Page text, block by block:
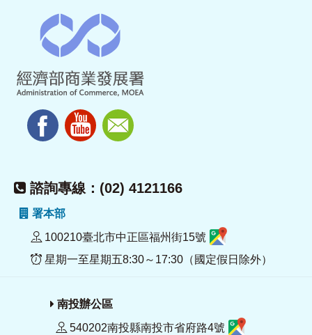
諮詢專線：(02) 4121166
署本部
100210臺北市中正區福州街15號
星期一至星期五8:30～17:30（國定假日除外）
南投辦公區
540202南投縣南投市省府路4號